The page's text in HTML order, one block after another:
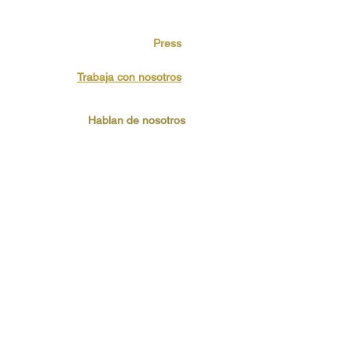
Press
Trabaja con nosotros
Hablan de nosotros